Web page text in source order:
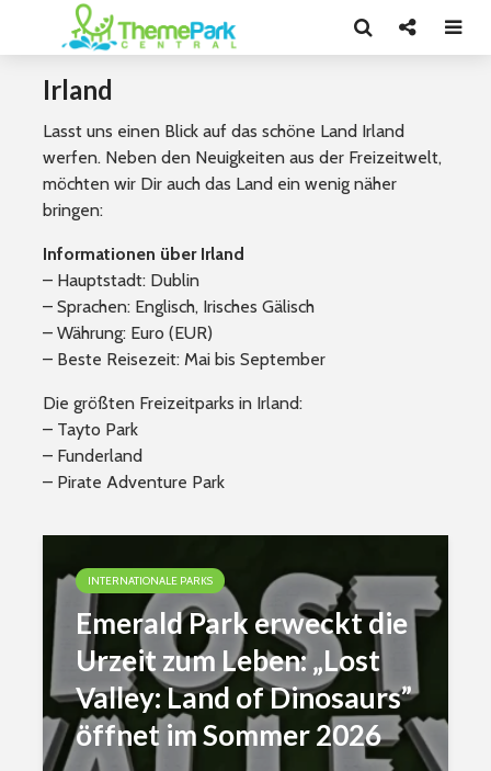
Irland
Lasst uns einen Blick auf das schöne Land Irland
werfen. Neben den Neuigkeiten aus der Freizeitwelt,
möchten wir Dir auch das Land ein wenig näher
bringen:
Informationen über Irland
– Hauptstadt: Dublin
– Sprachen: Englisch, Irisches Gälisch
– Währung: Euro (EUR)
– Beste Reisezeit: Mai bis September
Die größten Freizeitparks in Irland:
– Tayto Park
– Funderland
– Pirate Adventure Park
INTERNATIONALE PARKS
Emerald Park erweckt die
Urzeit zum Leben: „Lost
Valley: Land of Dinosaurs”
öffnet im Sommer 2026